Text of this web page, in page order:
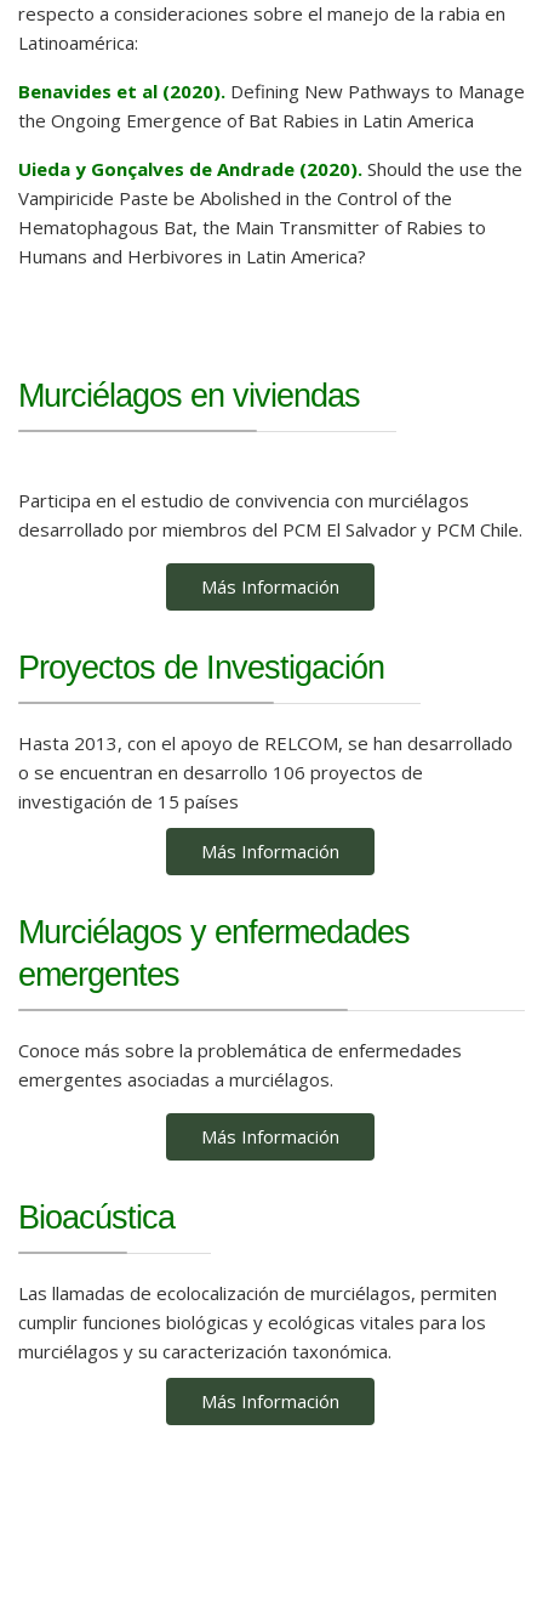
respecto a consideraciones sobre el manejo de la rabia en
Latinoamérica:
Benavides et al (2020). Defining New Pathways to Manage
the Ongoing Emergence of Bat Rabies in Latin America
Uieda y Gonçalves de Andrade (2020). Should the use the
Vampiricide Paste be Abolished in the Control of the
Hematophagous Bat, the Main Transmitter of Rabies to
Humans and Herbivores in Latin America?
Murciélagos en viviendas
Participa en el estudio de convivencia con murciélagos
desarrollado por miembros del PCM El Salvador y PCM Chile.
Más Información
Proyectos de Investigación
Hasta 2013, con el apoyo de RELCOM, se han desarrollado
o se encuentran en desarrollo 106 proyectos de
investigación de 15 países
Más Información
Murciélagos y enfermedades
emergentes
Conoce más sobre la problemática de enfermedades
emergentes asociadas a murciélagos.
Más Información
Bioacústica
Las llamadas de ecolocalización de murciélagos, permiten
cumplir funciones biológicas y ecológicas vitales para los
murciélagos y su caracterización taxonómica.
Más Información